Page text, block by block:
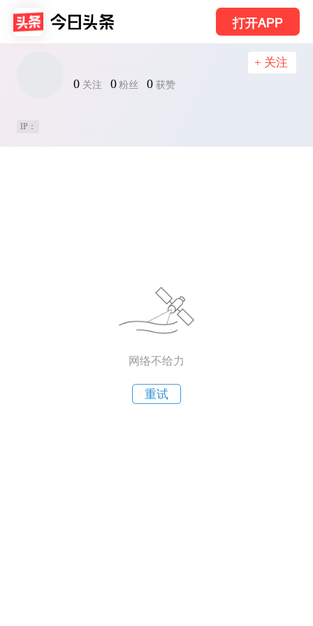
打开APP
0 关注 0 粉丝 0 获赞
+ 关注
IP：
网络不给力
重试